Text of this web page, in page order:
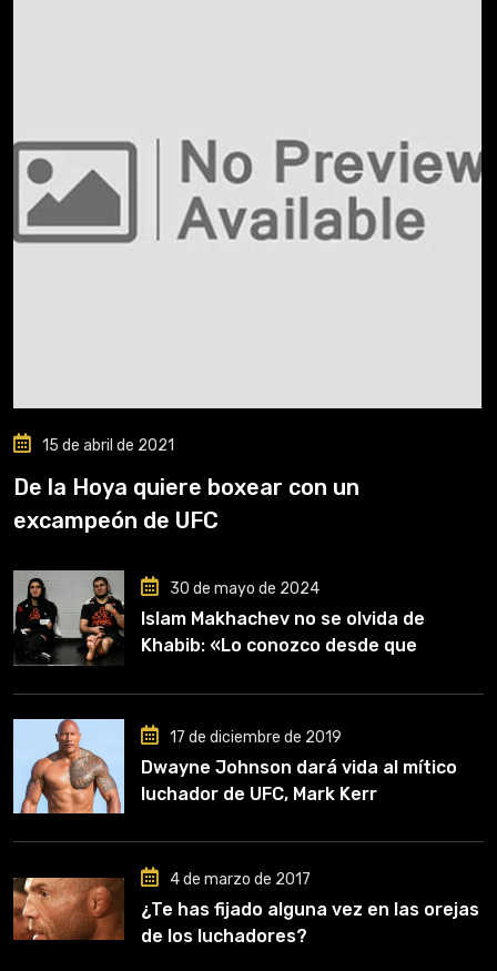
15 de abril de 2021
De la Hoya quiere boxear con un
excampeón de UFC
30 de mayo de 2024
Islam Makhachev no se olvida de
Khabib: «Lo conozco desde que
clave en mi carrera»
17 de diciembre de 2019
Dwayne Johnson dará vida al mítico
luchador de UFC, Mark Kerr
4 de marzo de 2017
¿Te has fijado alguna vez en las orejas
de los luchadores?